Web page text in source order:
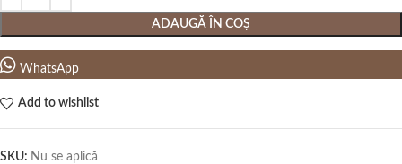
ADAUGĂ ÎN COȘ
WhatsApp
Add to wishlist
SKU: Nu se aplică